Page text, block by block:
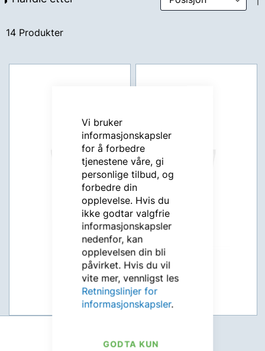
Vi bruker
informasjonskapsler
for å forbedre
tjenestene våre, gi
personlige tilbud, og
forbedre din
opplevelse. Hvis du
ikke godtar valgfrie
informasjonskapsler
nedenfor, kan
opplevelsen din bli
påvirket. Hvis du vil
vite mer, vennligst les
Retningslinjer for
informasjonskapsler.
GODTA KUN
14 Produkter